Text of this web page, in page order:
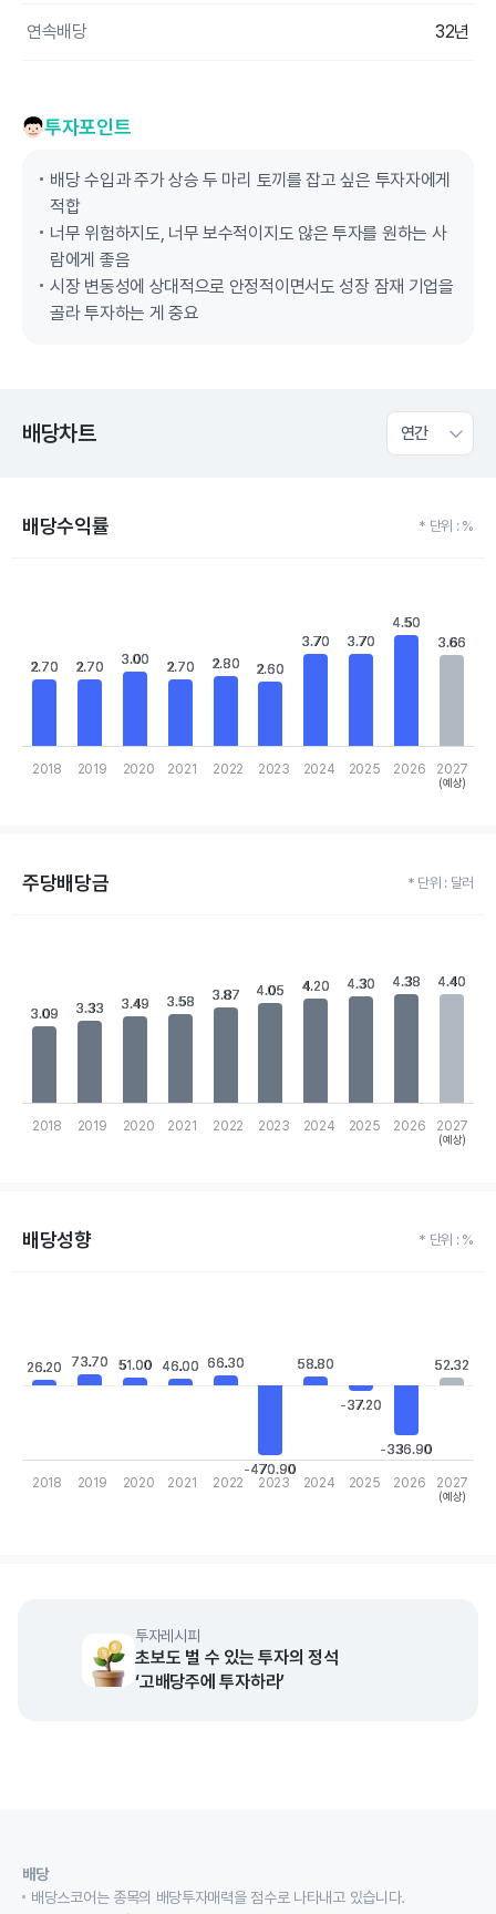
연속배당 32년
투자포인트
배당 수입과 주가 상승 두 마리 토끼를 잡고 싶은 투자자에게
적합
너무 위험하지도, 너무 보수적이지도 않은 투자를 원하는 사
람에게 좋음
시장 변동성에 상대적으로 안정적이면서도 성장 잠재 기업을
골라 투자하는 게 중요
배당차트 연간
배당수익률 * 단위 : %
The chart has 1 X axis displaying categories.
The chart has 1 Y axis displaying values. Data ranges from 2.6
2.70
2.70 2.70
2.70 3.00
3.00 2.70
2.70 2.80
2.80 2.60
2.60
3.70
3.70 3.70
3.70
4.50
4.50
3.66
3.66
2018 2019 2020 2021 2022 2023 2024 2025 2026 2027
(예상)
주당배당금 * 단위 : 달러
The chart has 1 X axis displaying categories.
The chart has 1 Y axis displaying values. Data ranges from 3.09
3.09
3.09 3.33
3.33 3.49
3.49 3.58
3.58 3.87
3.87 4.05
4.05 4.20
4.20 4.30
4.30 4.38
4.38 4.40
4.40
2018 2019 2020 2021 2022 2023 2024 2025 2026 2027
(예상)
배당성향 * 단위 : %
The chart has 1 X axis displaying categories.
The chart has 1 Y axis displaying values. Data ranges from -
26.20
26.20 73.70
73.70 51.00
51.00 46.00
46.00 66.30
66.30
-470.90
-470.90
58.80
58.80
-37.20
-37.20
-336.90
-336.90
52.32
52.32
2018 2019 2020 2021 2022 2023 2024 2025 2026 2027
(예상)
투자레시피
초보도 벌 수 있는 투자의 정석
‘고배당주에 투자하라’
배당
배당스코어는 종목의 배당투자매력을 점수로 나타내고 있습니다.